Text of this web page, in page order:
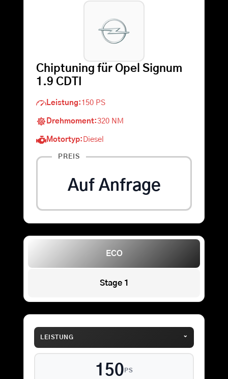
Warenkorb
Chiptuning für Opel Signum
1.9 CDTI
Leistung: 150 PS
Drehmoment:320 NM
Motortyp: Diesel
PREIS
Auf Anfrage
ECO
Stage 1
LEISTUNG ⌄
150 PS